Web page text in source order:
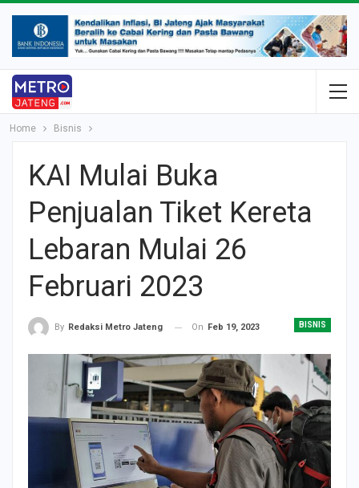
Home Bisnis
KAI Mulai Buka
Penjualan Tiket Kereta
Lebaran Mulai 26
Februari 2023
BISNIS
By Redaksi Metro Jateng On Feb 19, 2023